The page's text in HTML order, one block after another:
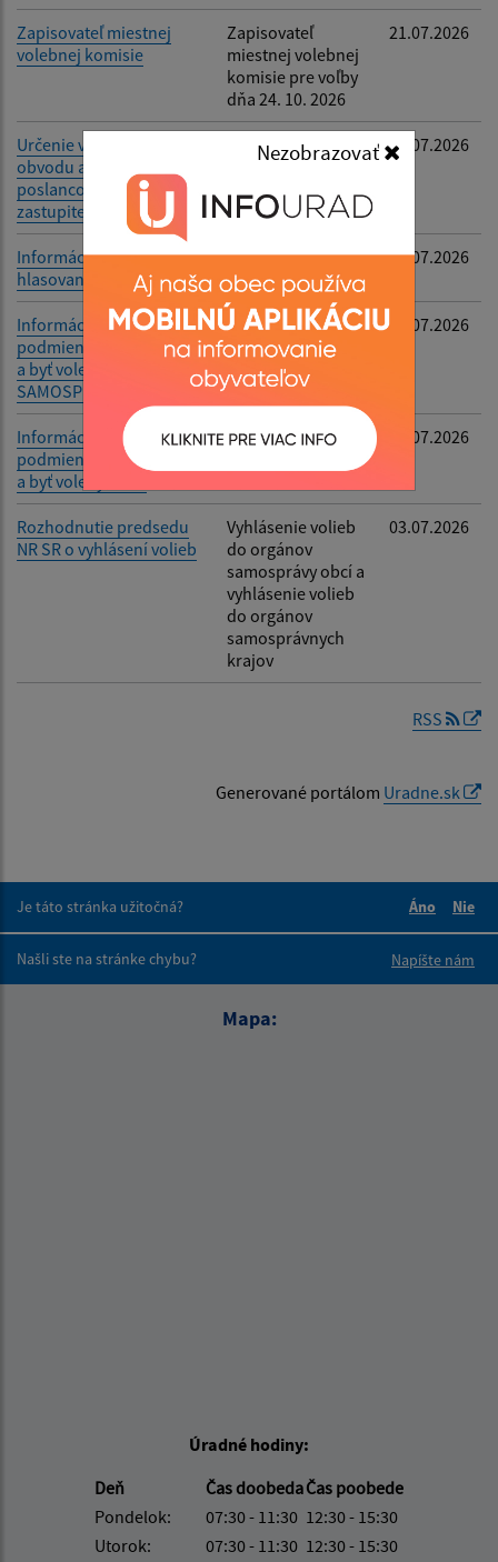
Nezobrazovať
Zapisovateľ miestnej
volebnej komisie
Zapisovateľ
miestnej volebnej
komisie pre voľby
dňa 24. 10. 2026
21.07.2026
Určenie volebného
obvodu a počtu
poslancov obecného
zastupiteľstva
Informácia o
volebnom obvode
a počte poslancov
OZ
15.07.2026
Informácia o spôsobe
hlasovania
- 06.07.2026
Informácie o
podmienkach práva voliť
a byť volený -
SAMOSPRÁVA
Informácia 06.07.2026
Informácie o
podmienkach práva voliť
a byť volený - VÚC
Informácie 06.07.2026
Rozhodnutie predsedu
NR SR o vyhlásení volieb
Vyhlásenie volieb
do orgánov
samosprávy obcí a
vyhlásenie volieb
do orgánov
samosprávnych
krajov
03.07.2026
RSS
Generované portálom Uradne.sk
Je táto stránka užitočná?
Áno
Nie
Našli ste na stránke chybu?
Napíšte nám
Mapa:
Úradné hodiny:
Deň
Čas doobedaČas poobede
Pondelok:
07:30 - 11:30 12:30 - 15:30
Utorok:
07:30 - 11:30 12:30 - 15:30